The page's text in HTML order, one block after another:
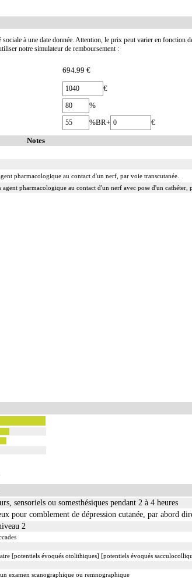
sociale à une date donnée. Attention, le prix peut varier en
notre simulateur de remboursement :
694.99 €
€
%
%BR+ €
Notes
pharmacologique au contact d'un nerf, par voie transcutanée.
pharmacologique au contact d'un nerf avec pose d'un cathéter,
sensoriels ou somesthésiques pendant 2 à 4 heures
pour comblement de dépression cutanée, par abord
2
[potentiels évoqués otolithiques] [potentiels évoqués
examen scanographique ou remnographique